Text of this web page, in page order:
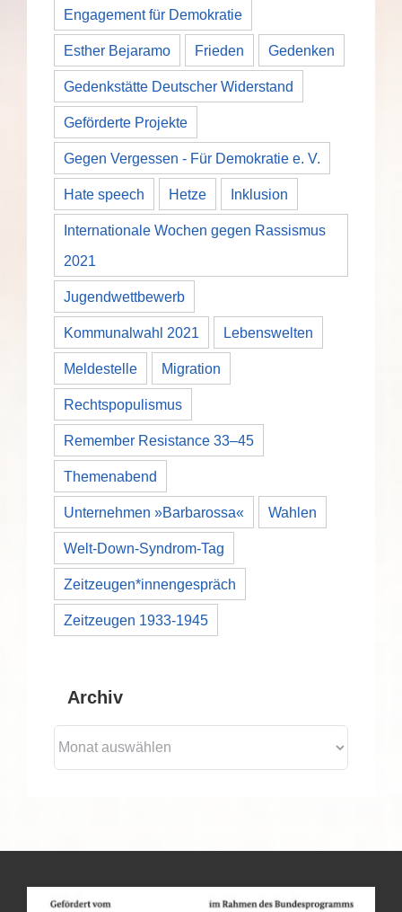
Engagement für Demokratie
Esther Bejaramo Frieden Gedenken
Gedenkstätte Deutscher Widerstand
Geförderte Projekte
Gegen Vergessen - Für Demokratie e. V.
Hate speech Hetze Inklusion
Internationale Wochen gegen Rassismus
2021
Jugendwettbewerb
Kommunalwahl 2021 Lebenswelten
Meldestelle Migration
Rechtspopulismus
Remember Resistance 33–45
Themenabend
Unternehmen »Barbarossa« Wahlen
Welt-Down-Syndrom-Tag
Zeitzeugen*innengespräch
Zeitzeugen 1933-1945
Archiv